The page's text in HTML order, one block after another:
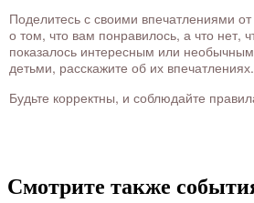
Поделитесь с своими впечатлениями
о том, что вам понравилось, а что нет,
показалось интересным или
детьми, расскажите об их впечатлениях.
Будьте корректны, и соблюдайте
Смотрите также